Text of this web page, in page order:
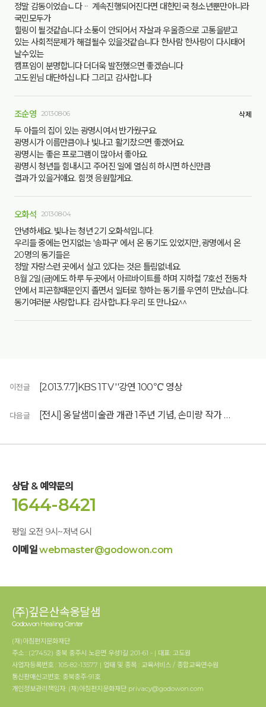
정말 감동이었습ㄴ다ᆢ 계속진행되어진다면 대한민국 청소년뿐만아니라
국민모두가
힐링이 될것같습니다 소퉁이 안되어서 자살과 우울증으로 고통을받고
있는 사회적문제가 해걸될수 있을것같습니다 한사람 한사랑이 다시태어
날수있는
캠프임이 분명합니다 더더욱 발전했으면 좋겠습니다
고도윈님 대단하십니다 그리고 감사합니다
조순영 2013-08-06 삭제
두 아들의 집이 있는 광명시여서 반가웠구요.
광명시가 이름만큼이나 빛나고 활기찼으면 좋겠어요.
광명시는 좋은 프로그램이 많아서 좋아요.
광명시 청년들 힘내시고 주어진 일에 열심히 하시면 하신만큼
결과가 있을거얘요. 힘껏 응원할게요.
오화석 2013-08-04
안녕하세요. 빛나는 청년 2기 오화석입니다.
우리들 중에는 먼지없는 '송파구' 에서 온 동기도 있었지만, 광명에서 온
20명의 동기들은
정말 자랑스런 곳에서 살고 있다는 것은 틀림없네요.
8월 2일(금)에도 하루 두곳에서 아르바이트를 하며 지하철 7호선 전동차
안에서 피곤함때문인지 졸면서 일터로 향하는 동기를 우연히 만났습니다.
동기여러분 사랑합니다. 감사합니다.우리 또 만나요^^
이전글 [2013.7.7]KBS 1TV ''강연 100℃' 영상
[전시] 옹달샘미술관 개관 1주년 기념, 손미량 작가 초대 전
다음글
상담 & 예약문의
1644-8421
평일 오전 9시~저녁 6시
이메일webmaster@godowon.com
(주)깊은산속옹달샘
Godowon Healing Center
(재)아침편지문화재단
주소 : (27452) 충북 충주시 노은면 우성1길 201-61 - | 대표: 고도원
사업자등록번호 : 105-82-13577 | 업태 및 종목 : 교육서비스 / 종합교육연수원
통신판매신고번호: 충북충주-91호
개인정보관리책임자: (재)아침편지문화재단 privacy@godowon.com